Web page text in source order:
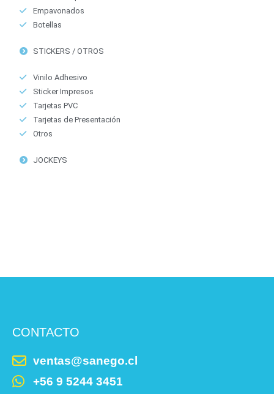
Empavonados
Botellas
STICKERS / OTROS
Vinilo Adhesivo
Sticker Impresos
Tarjetas PVC
Tarjetas de Presentación
Otros
JOCKEYS
CONTACTO
ventas@sanego.cl
+56 9 5244 3451